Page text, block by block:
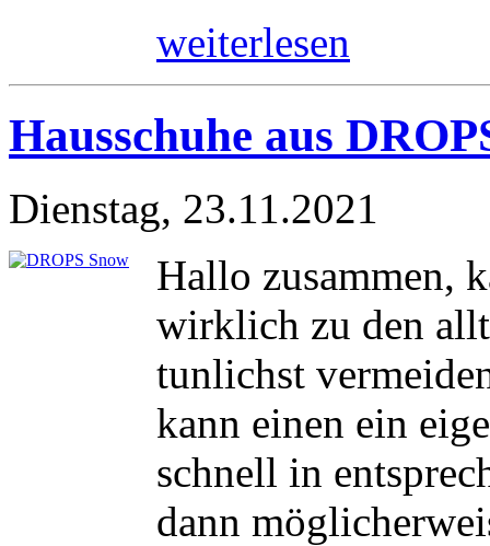
weiterlesen
Hausschuhe aus
Dienstag, 23.11.2021
Hallo zusammen,
wirklich zu den
tunlichst
kann einen ein
schnell in
dann